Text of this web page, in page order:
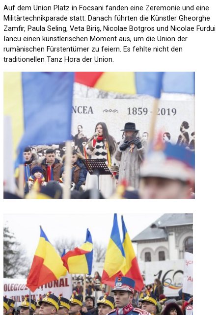
Auf dem Union Platz in Focsani fanden eine Zeremonie und eine
Militärtechnikparade statt. Danach führten die Künstler Gheorghe
Zamfir, Paula Seling, Veta Biriş, Nicolae Botgros und Nicolae Furdui
Iancu einen künstlerischen Moment aus, um die Union der
rumänischen Fürstentümer zu feiern. Es fehlte nicht den
traditionellen Tanz Hora der Union.